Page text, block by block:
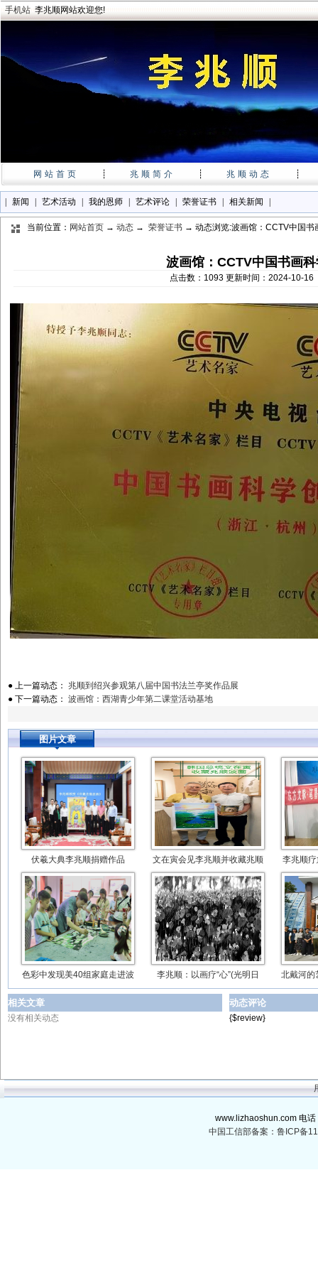
手机站 李兆顺网站欢迎您!
网站首页 ┊ 兆顺简介 ┊ 兆顺动态 ┊
新闻 艺术活动 我的恩师 艺术评论 荣誉证书 相关新闻
当前位置： 网站首页 → 动态 → 荣誉证书 → 动态浏览:波画馆：CCTV中国书
波画馆：CCTV中国书画
点击数：1093 更新时间：2024-10-16
● 上一篇动态： 兆顺到绍兴参观第八届中国书法兰亭奖作品展
● 下一篇动态： 波画馆：西湖青少年第二课堂活动基地
图片文章
伏羲大典李兆顺捐赠作品 文在寅会见李兆顺并收藏兆顺 李兆顺
色彩中发现美40组家庭走进波 李兆顺：以画疗“心”(光明日 北戴河的
相关文章
没有相关动态
动态评论
{$review}
www.lizhaoshun.com 电
中国工信部备案：鲁ICP备